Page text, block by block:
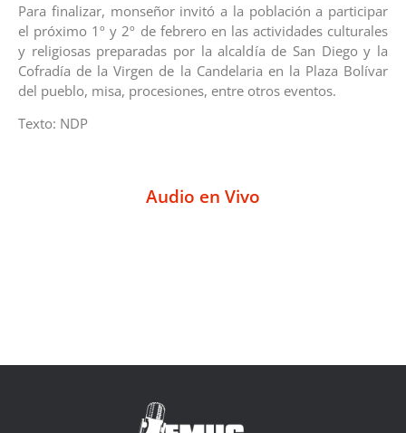
Para finalizar, monseñor invitó a la población a participar
el próximo 1º y 2º de febrero en las actividades culturales
y religiosas preparadas por la alcaldía de San Diego y la
Cofradía de la Virgen de la Candelaria en la Plaza Bolívar
del pueblo, misa, procesiones, entre otros eventos.
Texto: NDP
Audio en Vivo